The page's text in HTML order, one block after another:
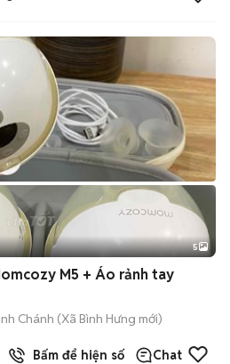
5
M5 + Áo rảnh tay
Chánh (Xã Bình Hưng mới)
Bấm để hiện số Chat